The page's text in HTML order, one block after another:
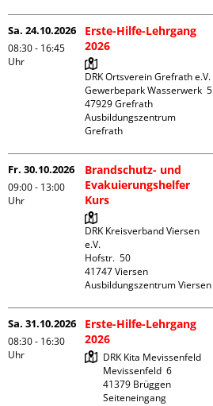
Sa. 24.10.2026
08:30 - 16:45
Uhr
Erste-Hilfe-Lehrgang
2026
DRK Ortsverein Grefrath e.V.
Gewerbepark Wasserwerk  5
47929 Grefrath
Ausbildungszentrum
Grefrath
Fr. 30.10.2026
09:00 - 13:00
Uhr
Brandschutz- und
Evakuierungshelfer
Kurs
DRK Kreisverband Viersen
e.V.
Hofstr.  50
41747 Viersen
Ausbildungszentrum Viersen
Sa. 31.10.2026
08:30 - 16:30
Uhr
Erste-Hilfe-Lehrgang
2026
DRK Kita Mevissenfeld
Mevissenfeld  6
41379 Brüggen
Seiteneingang